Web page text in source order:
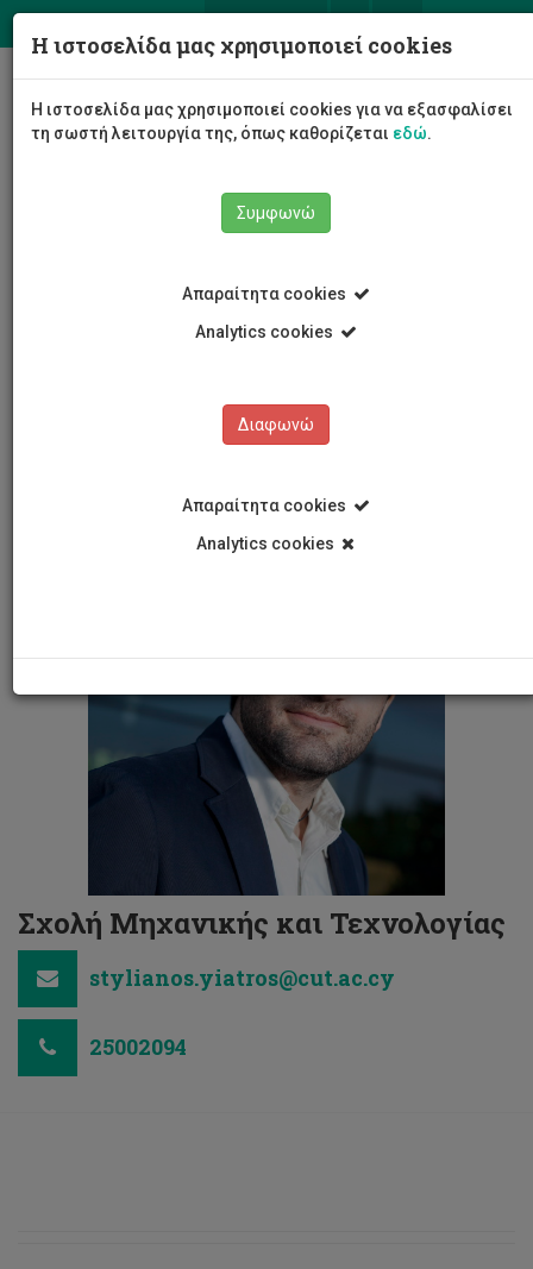
Μέλη Συγκλήτου
Εκπρόσωποι μελών ΔΕΠ
Στυλιανός Γιατρός
Στυλιανός Γιατρός
Σχολή Μηχανικής και Τεχνολογίας
stylianos.yiatros@cut.ac.cy
25002094
Η ιστοσελίδα μας χρησιμοποιεί cookies
Η ιστοσελίδα μας χρησιμοποιεί cookies για να εξασφαλίσει
τη σωστή λειτουργία της, όπως καθορίζεται εδώ.
Συμφωνώ
Απαραίτητα cookies
Analytics cookies
Διαφωνώ
Απαραίτητα cookies
Analytics cookies